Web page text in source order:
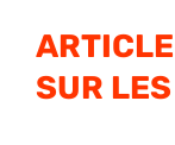
SUR